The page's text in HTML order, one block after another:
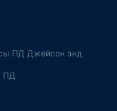
ПД Джейсон энд
ПД